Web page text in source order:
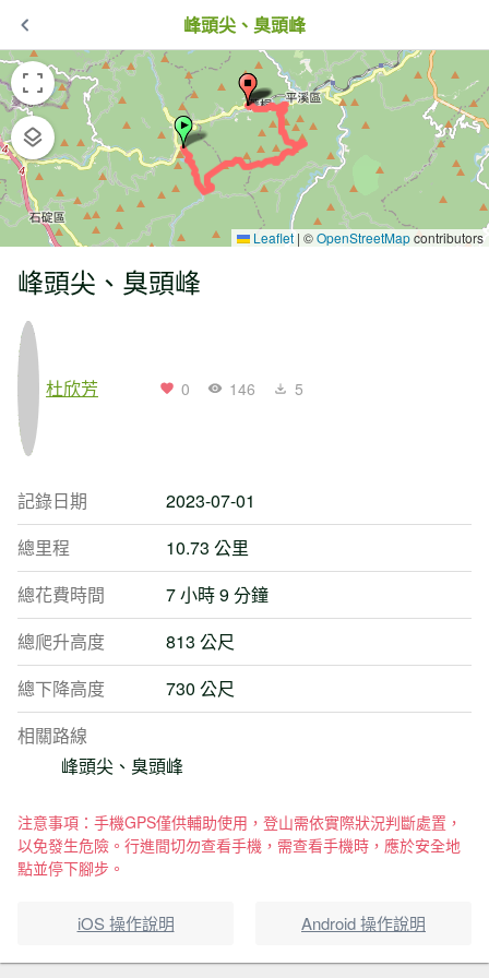
峰頭尖、臭頭峰
Leaflet | ©OpenStreetMapcontributors
峰頭尖、臭頭峰
杜欣芳 0 146 5
記錄日期
2023-07-01
總里程
10.73 公里
總花費時間
7 小時 9 分鐘
總爬升高度
813 公尺
總下降高度
730 公尺
相關路線
峰頭尖、臭頭峰
注意事項：手機GPS僅供輔助使用，登山需依實際狀況判斷處置，
以免發生危險。行進間切勿查看手機，需查看手機時，應於安全地
點並停下腳步。
iOS 操作說明 Android 操作說明